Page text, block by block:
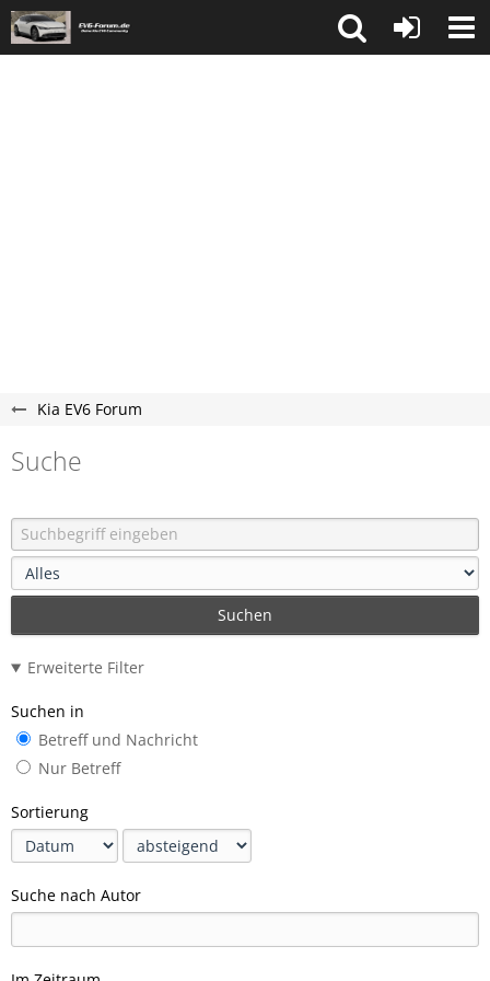
Kia EV6 Forum
Suche
Suchen
Erweiterte Filter
Suchen in
Betreff und Nachricht
Nur Betreff
Sortierung
Suche nach Autor